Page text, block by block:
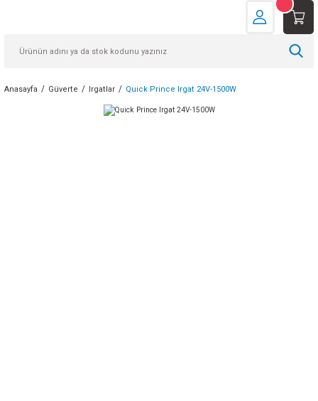
Anasayfa Güverte Irgatlar Quick Prince Irgat 24V-1500W